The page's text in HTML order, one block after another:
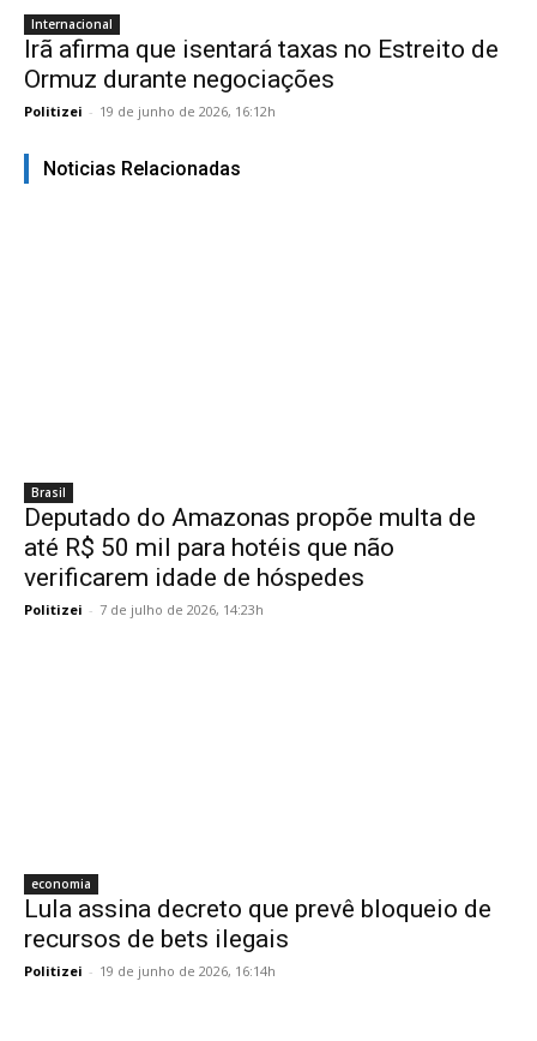
Internacional
Irã afirma que isentará taxas no Estreito de
Ormuz durante negociações
Politizei - 19 de junho de 2026, 16:12h
Noticias Relacionadas
Brasil
Deputado do Amazonas propõe multa de
até R$ 50 mil para hotéis que não
verificarem idade de hóspedes
Politizei - 7 de julho de 2026, 14:23h
economia
Lula assina decreto que prevê bloqueio de
recursos de bets ilegais
Politizei - 19 de junho de 2026, 16:14h